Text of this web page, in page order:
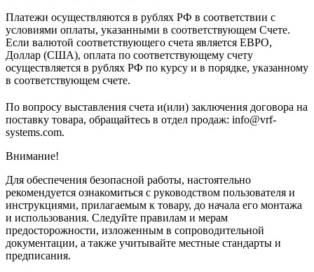
Платежи осуществляются в рублях РФ в соответствии с
условиями оплаты, указанными в соответствующем Счете.
Если валютой соответствующего счета является ЕВРО,
Доллар (США), оплата по соответствующему cчету
осуществляется в рублях РФ по курсу и в порядке, указанному
в соответствующем cчете.
По вопросу выставления счета и(или) заключения договора на
поставку товара, обращайтесь в отдел продаж: info@vrf-
systems.com.
Внимание!
Для обеспечения безопасной работы, настоятельно
рекомендуется ознакомиться с руководством пользователя и
инструкциями, прилагаемым к товару, до начала его монтажа
и использования. Следуйте правилам и мерам
предосторожности, изложенным в сопроводительной
документации, а также учитывайте местные стандарты и
предписания.